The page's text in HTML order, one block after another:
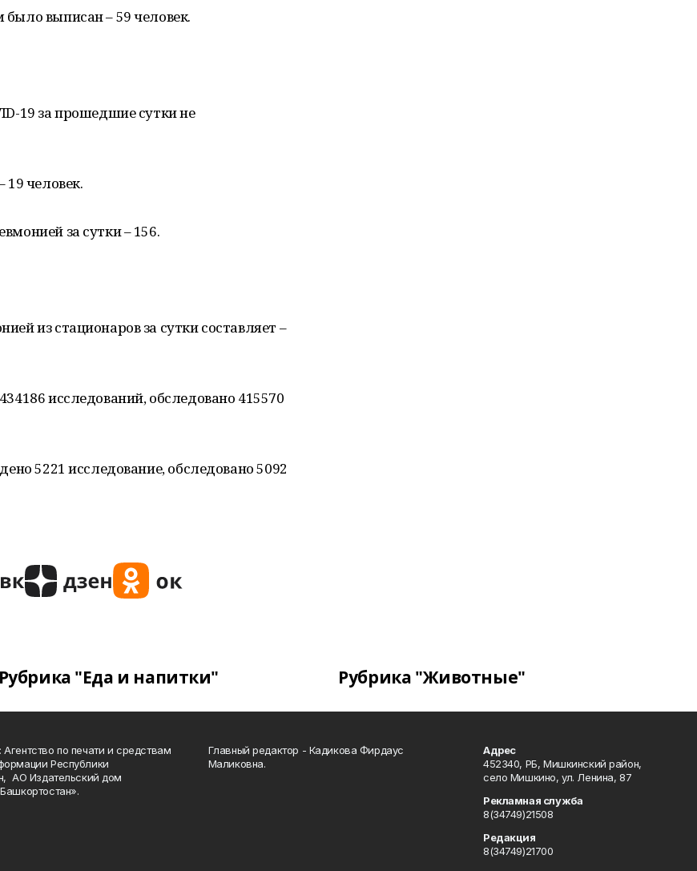
выписан – 59 человек.
19 за прошедшие сутки не
19 человек.
за сутки – 156.
из стационаров за сутки составляет –
исследований, обследовано 415570
5221 исследование, обследовано 5092
Рубрика "Еда и напитки" Рубрика "Животные"
по печати и средствам
Республики
АО Издательский дом
Главный редактор - Кадикова Фирдаус
Маликовна.
Адрес
452340, РБ, Мишкинский район,
село Мишкино, ул. Ленина, 87
Рекламная служба
8(34749)21508
Редакция
8(34749)21700